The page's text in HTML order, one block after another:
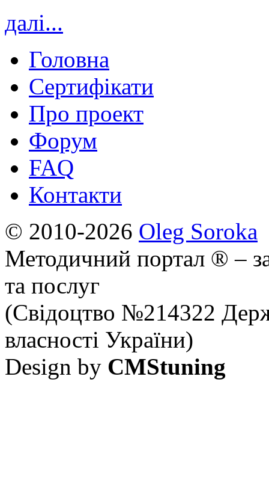
далі...
Головна
Сертифікати
Про проект
Форум
FAQ
Контакти
© 2010-2026 Oleg Soroka
Методичний портал ® –
та послуг
(Свідоцтво №214322
власності України)
Design by CMStuning